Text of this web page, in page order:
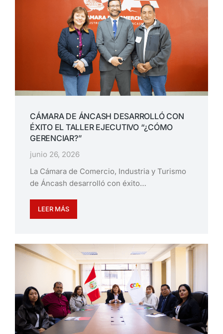
CÁMARA DE ÁNCASH DESARROLLÓ CON
ÉXITO EL TALLER EJECUTIVO “¿CÓMO
GERENCIAR?”
junio 26, 2026
La Cámara de Comercio, Industria y Turismo
de Áncash desarrolló con éxito…
LEER MÁS